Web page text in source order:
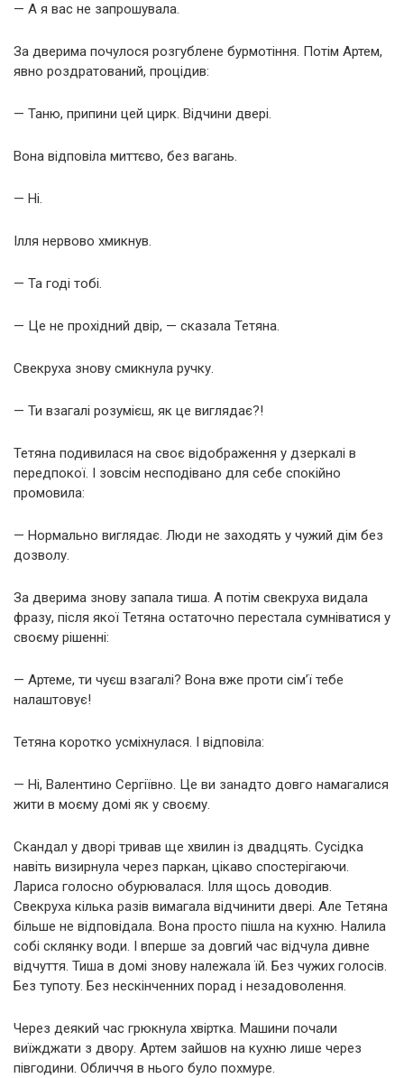
— А я вас не запрошувала.
За дверима почулося розгублене бурмотіння. Потім Артем,
явно роздратований, процідив:
— Таню, припини цей цирк. Відчини двері.
Вона відповіла миттєво, без вагань.
— Ні.
Ілля нервово хмикнув.
— Та годі тобі.
— Це не прохідний двір, — сказала Тетяна.
Свекруха знову смикнула ручку.
— Ти взагалі розумієш, як це виглядає?!
Тетяна подивилася на своє відображення у дзеркалі в
передпокої. І зовсім несподівано для себе спокійно
промовила:
— Нормально виглядає. Люди не заходять у чужий дім без
дозволу.
За дверима знову запала тиша. А потім свекруха видала
фразу, після якої Тетяна остаточно перестала сумніватися у
своєму рішенні:
— Артеме, ти чуєш взагалі? Вона вже проти сім’ї тебе
налаштовує!
Тетяна коротко усміхнулася. І відповіла:
— Ні, Валентино Сергіївно. Це ви занадто довго намагалися
жити в моєму домі як у своєму.
Скандал у дворі тривав ще хвилин із двадцять. Сусідка
навіть визирнула через паркан, цікаво спостерігаючи.
Лариса голосно обурювалася. Ілля щось доводив.
Свекруха кілька разів вимагала відчинити двері. Але Тетяна
більше не відповідала. Вона просто пішла на кухню. Налила
собі склянку води. І вперше за довгий час відчула дивне
відчуття. Тиша в домі знову належала їй. Без чужих голосів.
Без тупоту. Без нескінченних порад і незадоволення.
Через деякий час грюкнула хвіртка. Машини почали
виїжджати з двору. Артем зайшов на кухню лише через
півгодини. Обличчя в нього було похмуре.